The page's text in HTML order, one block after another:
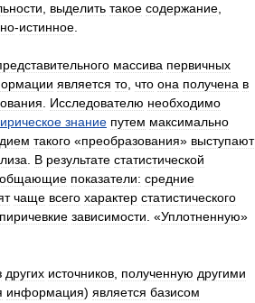
выделить такое содержание
-истинное
массива первичных
является то что она получена в
Исследователю необходимо
знание путем максимально
такого «преобразования» выступают
В результате статистической
показатели: средние
чаще всего характер статистического
зависимости . «Уплотненную»
других источников полученную другими
информация) является базисом